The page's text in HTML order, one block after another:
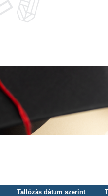
Tallózás dátum szerint